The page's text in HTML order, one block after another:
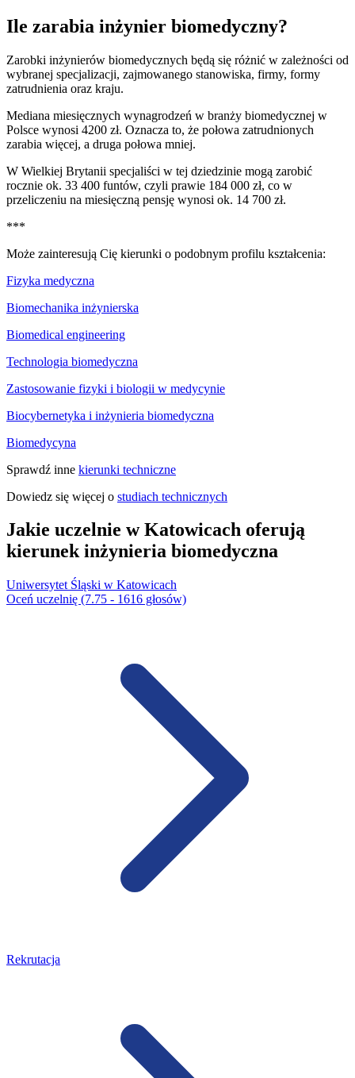
Ile zarabia inżynier biomedyczny?
Zarobki inżynierów biomedycznych będą się różnić w zależności od
wybranej specjalizacji, zajmowanego stanowiska, firmy, formy
zatrudnienia oraz kraju.
Mediana miesięcznych wynagrodzeń w branży biomedycznej w
Polsce wynosi 4200 zł. Oznacza to, że połowa zatrudnionych
zarabia więcej, a druga połowa mniej.
W Wielkiej Brytanii specjaliści w tej dziedzinie mogą zarobić
rocznie ok. 33 400 funtów, czyli prawie 184 000 zł, co w
przeliczeniu na miesięczną pensję wynosi ok. 14 700 zł.
***
Może zainteresują Cię kierunki o podobnym profilu kształcenia:
Fizyka medyczna
Biomechanika inżynierska
Biomedical engineering
Technologia biomedyczna
Zastosowanie fizyki i biologii w medycynie
Biocybernetyka i inżynieria biomedyczna
Biomedycyna
Sprawdź inne kierunki techniczne
Dowiedz się więcej o studiach technicznych
Jakie uczelnie w Katowicach oferują
kierunek inżynieria biomedyczna
Uniwersytet Śląski w Katowicach
Oceń uczelnię (7.75 - 1616 głosów)
Rekrutacja